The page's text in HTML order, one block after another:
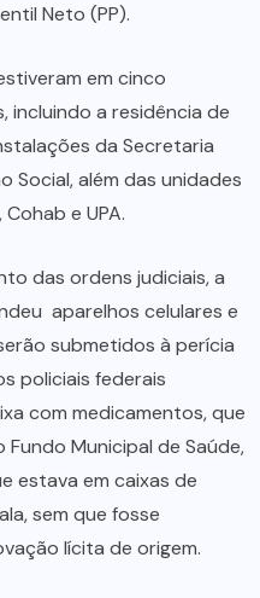
Neto (PP).
em cinco
incluindo a residência de
da Secretaria
Social, além das unidades
e UPA.
das ordens judiciais, a
aparelhos celulares e
submetidos à perícia
policiais federais
com medicamentos, que
Municipal de Saúde,
estava em caixas de
sem que fosse
lícita de origem.